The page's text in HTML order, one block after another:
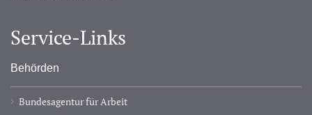
Service-Links
Behörden
Bundesagentur für Arbeit